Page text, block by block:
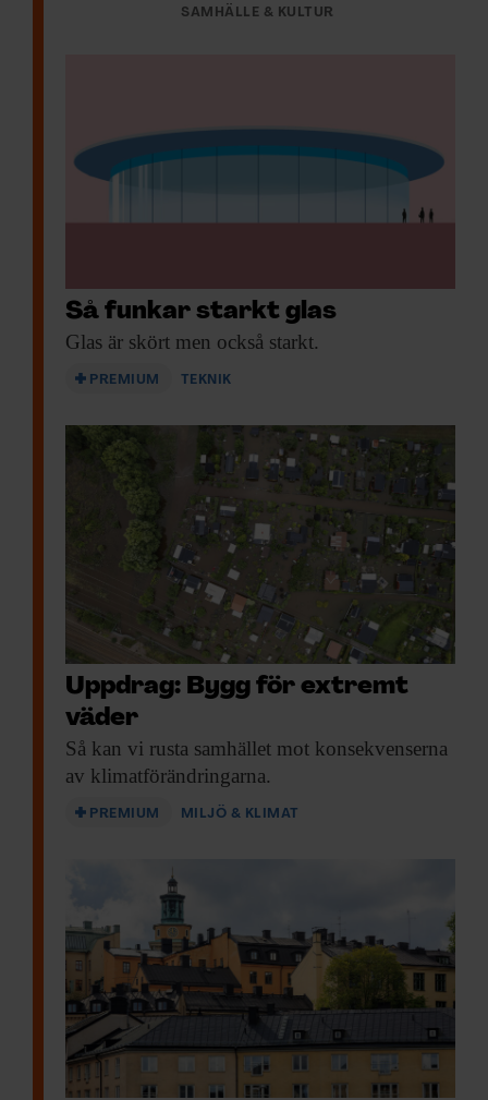
fof.seoch app •E-tidning
SAMHÄLLE & KULTUR
Så funkar starkt glas
Glas är skört men också starkt.
PREMIUM TEKNIK
Uppdrag: Bygg för extremt
väder
Så kan vi rusta samhället mot konsekvenserna
av klimatförändringarna.
PREMIUM MILJÖ & KLIMAT